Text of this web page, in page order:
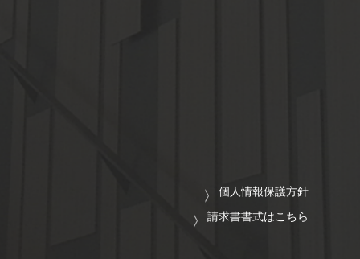
個人情報保護方針
請求書書式はこちら